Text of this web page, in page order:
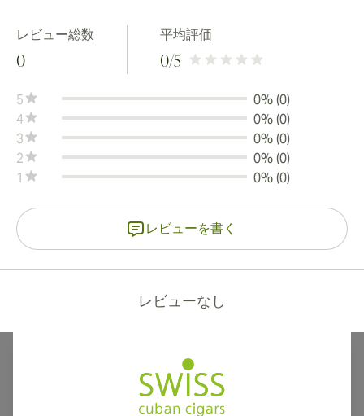
レビュー総数
0
平均評価
0/5
5
0% (0)
4
0% (0)
3
0% (0)
2
0% (0)
1
0% (0)
レビューを書く
レビューなし